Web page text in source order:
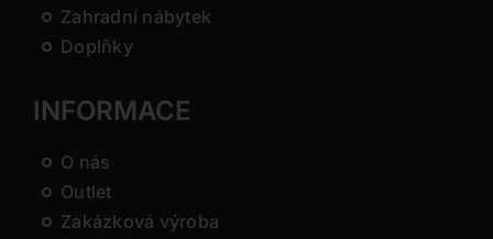
Zahradní nábytek
Doplňky
INFORMACE
O nás
Outlet
Zakázková výroba